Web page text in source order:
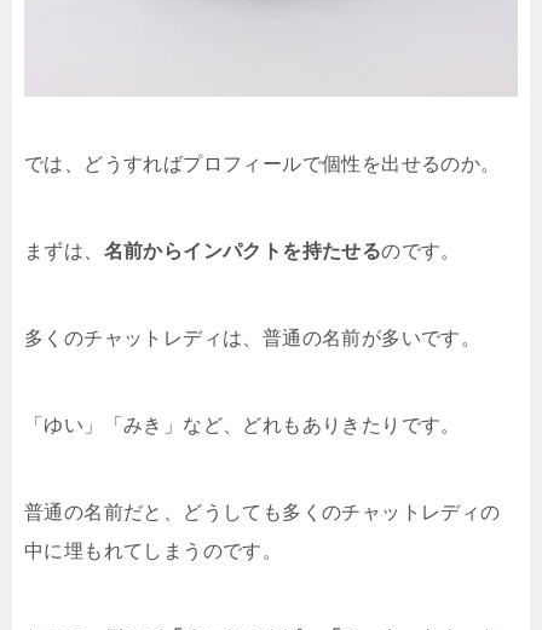
では、どうすればプロフィールで個性を出せるのか。
まずは、 名前からインパクトを持たせるのです。
多くのチャットレディは、普通の名前が多いです。
「ゆい」「みき」など、どれもありきたりです。
普通の名前だと、どうしても多くのチャットレディの
中に埋もれてしまうのです。